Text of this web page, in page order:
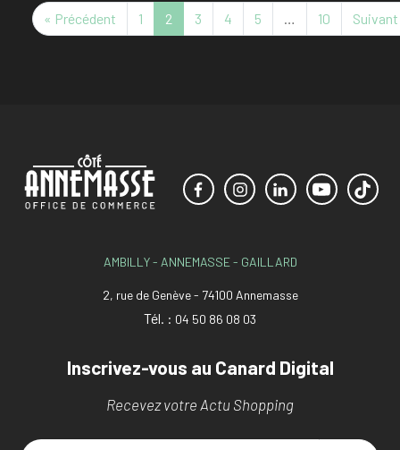
« Précédent 1 2 3 4 5 … 10
AMBILLY - ANNEMASSE - GAILLARD
2, rue de Genève - 74100 Annemasse
Tél. : 04 50 86 08 03
Inscrivez-vous au Canard Digital
Recevez votre Actu Shopping